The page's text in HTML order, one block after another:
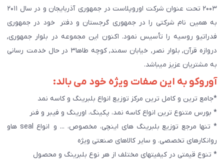
۲۰۰۳ تحت عنوان شرکت اوروپلاست در جمهوری آذربایجان و در سال ۲۰۱۱
به همین نام شرکتی را در جمهوری گرجستان و دفتر خود در جمهوری
فدراتیو روسیه را تأسیس نمود. اکنون این مجموعه در بلوار جمهوری,
دروازه قرآن, بلوار نصر, خیابان سمند, کوچه طاها۳ در حال خدمت رسانی
به مشتریان عزیز میباشد.
آوروکو به این صفات ویژه خود می بالد:
*جامع ترین و کامل ترین مرکز توزیع انواع بلبرینگ و کاسه نمد
* بورس متنوع ترین انواع کاسه نمد، پکینگ، اورینگ و فیبر و فنر
* تنها مرجع توزیع بلبرینگ های اینچی، مخصوص، ... و انواع seal هاو
روانکارهای تخصصی. و سایر کالاهای صنعتی ويژه
* تنوع قیمتی در کیفیتهای مختلف از هر نوع بلبرینگ و محصول